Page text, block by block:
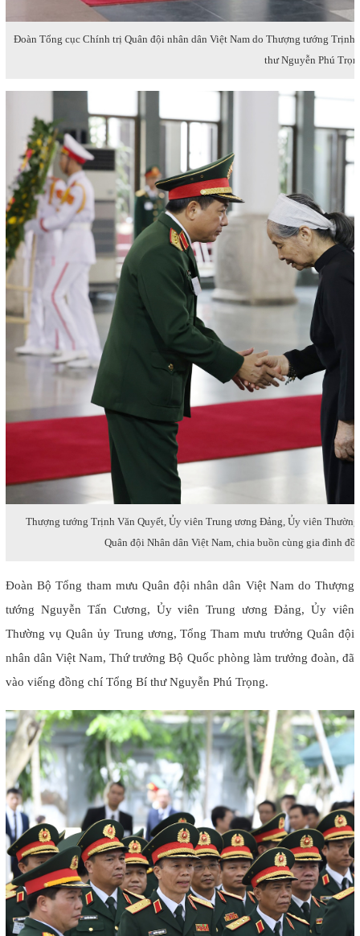
Đoàn Tổng cục Chính trị Quân đội nhân dân Việt Nam do Thượng tướng
thư Nguyễn Phú
Thượng tướng Trịnh Văn Quyết, Ủy viên Trung ương Đảng, Ủy viên
Quân đội Nhân dân Việt Nam, chia buồn cùng gia đình
Đoàn Bộ Tổng tham mưu Quân đội nhân dân Việt Nam do Thượng
tướng Nguyễn Tấn Cương, Ủy viên Trung ương Đảng, Ủy viên
Thường vụ Quân ủy Trung ương, Tổng Tham mưu trưởng Quân đội
nhân dân Việt Nam, Thứ trưởng Bộ Quốc phòng làm trưởng đoàn, đã
vào viếng đồng chí Tổng Bí thư Nguyễn Phú Trọng.